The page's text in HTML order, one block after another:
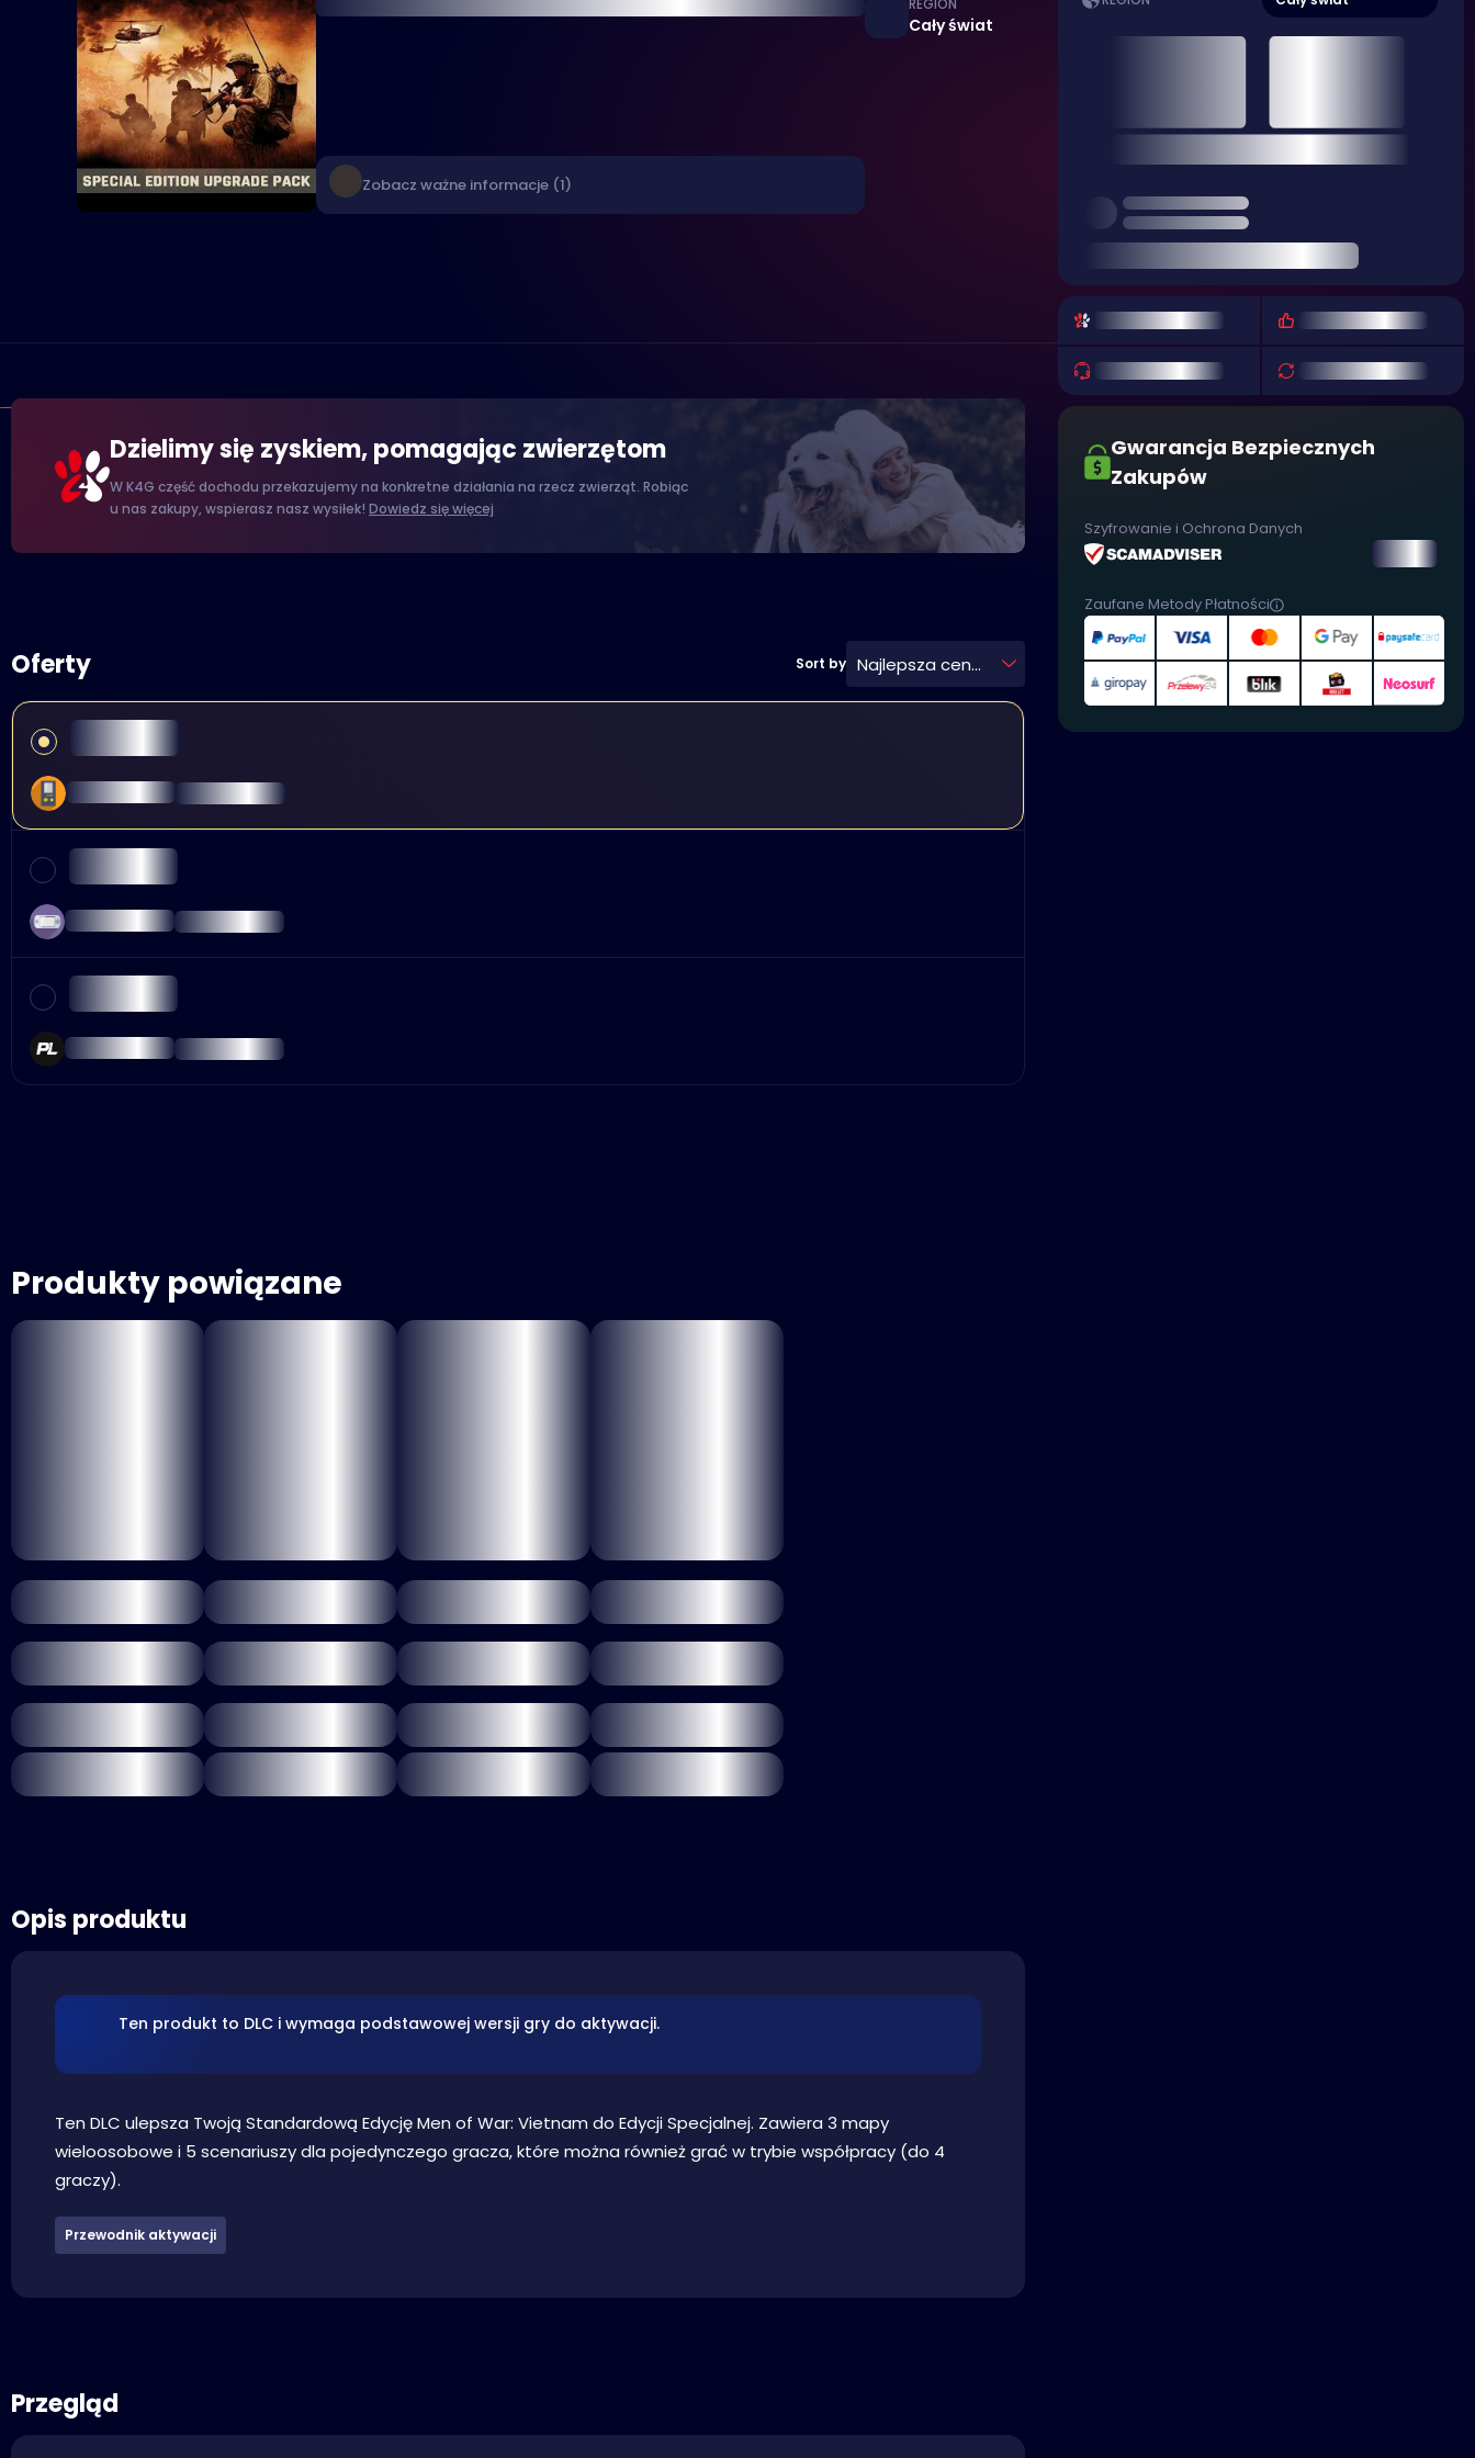
Zobacz ważne informacje (1)
REGION
Cały świat
Dzielimy się zyskiem, pomagając zwierzętom
W K4G część dochodu przekazujemy na konkretne działania na rzecz zwierząt. Robiąc
u nas zakupy, wspierasz nasz wysiłek! Dowiedz się więcej
Oferty Sort by Najlepsza cena
Produkty powiązane
Opis produktu
Ten produkt to DLC i wymaga podstawowej wersji gry do aktywacji.
Ten DLC ulepsza Twoją Standardową Edycję Men of War: Vietnam do Edycji Specjalnej. Zawiera 3 mapy
wieloosobowe i 5 scenariuszy dla pojedynczego gracza, które można również grać w trybie współpracy (do 4
graczy).
Przewodnik aktywacji
Przegląd
Gwarancja Bezpiecznych
Zakupów
Szyfrowanie i Ochrona Danych
Zaufane Metody Płatności